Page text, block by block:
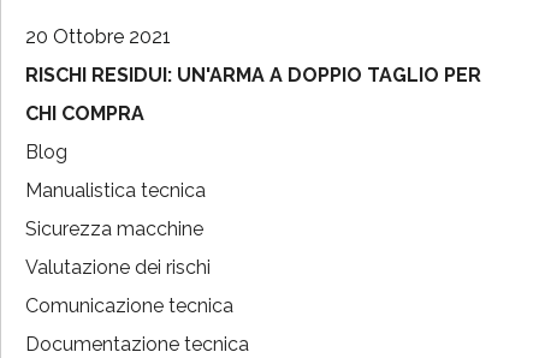
20 Ottobre 2021
RISCHI RESIDUI: UN'ARMA A DOPPIO TAGLIO PER
CHI COMPRA
Blog
Manualistica tecnica
Sicurezza macchine
Valutazione dei rischi
Comunicazione tecnica
Documentazione tecnica